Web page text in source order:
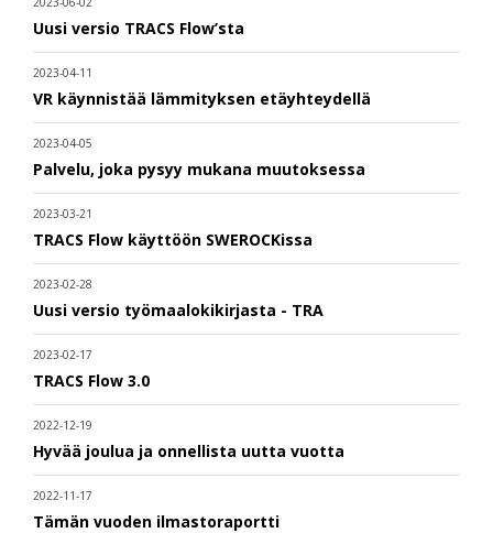
Uusi versio TRACS Flow’sta
2023-04-11
VR käynnistää lämmityksen etäyhteydellä
2023-04-05
Palvelu, joka pysyy mukana muutoksessa
2023-03-21
TRACS Flow käyttöön SWEROCKissa
2023-02-28
Uusi versio työmaalokikirjasta - TRA
2023-02-17
TRACS Flow 3.0
2022-12-19
Hyvää joulua ja onnellista uutta vuotta
2022-11-17
Tämän vuoden ilmastoraportti